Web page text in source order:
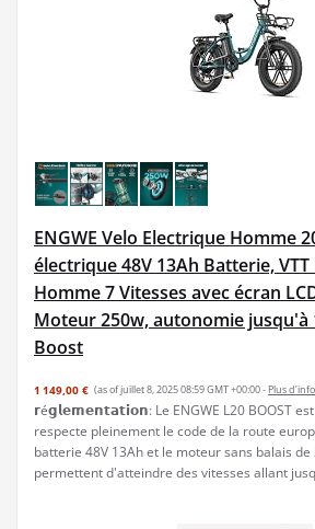
ENGWE Velo Electrique Homme
électrique 48V 13Ah Batterie,
Homme 7 Vitesses avec écran
Moteur 250w, autonomie jusqu'à
Boost
1 149,00 € (as of juillet 8, 2025 08:59 GMT +00:00 - Plus
𝗿é𝗴𝗹𝗲𝗺𝗲𝗻𝘁𝗮𝘁𝗶𝗼𝗻: Le ENGWE L20 BOOST
respecte pleinement le code de la route
batterie 48V 13Ah et le moteur sans balais de
permettent d'atteindre des vitesses allant